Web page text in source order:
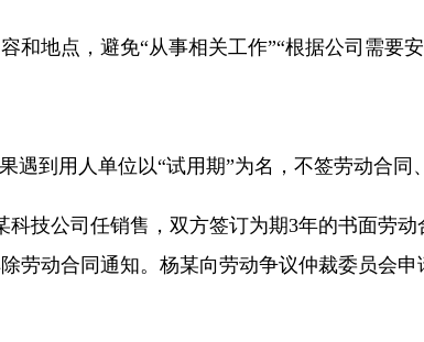
和地点，避免“从事相关工作”“根据公司需要
遇到用人单位以“试用期”为名，不签劳动合
科技公司任销售，双方签订为期3年的书面劳
劳动合同通知。杨某向劳动争议仲裁委员会